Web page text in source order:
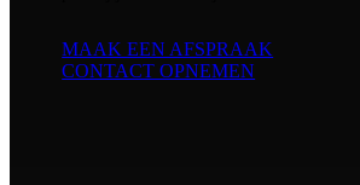
MAAK EEN AFSPRAAK
CONTACT OPNEMEN